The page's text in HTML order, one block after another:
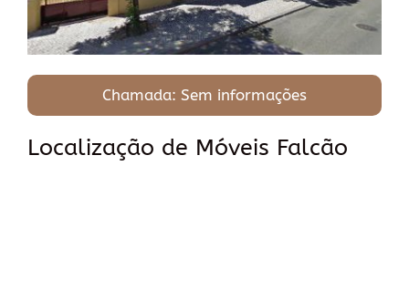
Chamada: Sem informações
Localização de Móveis Falcão